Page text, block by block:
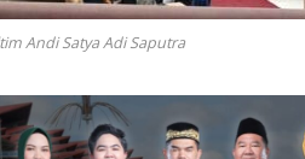
Andi Satya Adi Saputra